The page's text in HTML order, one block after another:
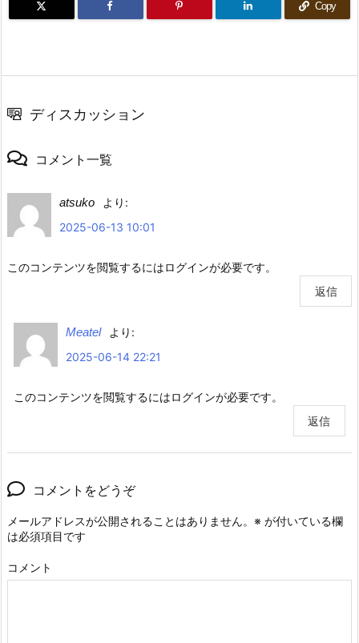
Copy
ディスカッション
コメント一覧
atsuko
より:
2025-06-13 10:01
このコンテンツを閲覧するにはログインが必要です。
返信
Meatel
より:
2025-06-14 22:21
このコンテンツを閲覧するにはログインが必要です。
返信
コメントをどうぞ
メールアドレスが公開されることはありません。 ※ が付いている欄
は必須項目です
コメント